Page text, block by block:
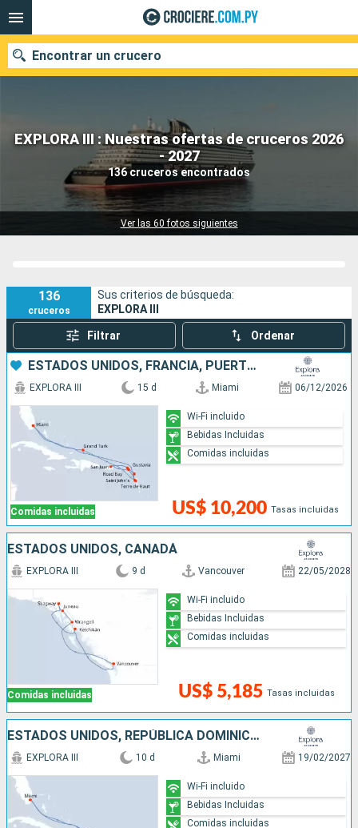
EXPLORA III : Nuestras ofertas de cruceros 2026
- 2027
136 cruceros encontrados
Ver las 60 fotos siguientes
Encontrar un crucero
Nuestros destinos
Fecha de salida
136
cruceros
Sus criterios de búsqueda:
EXPLORA III
Filtrar Ordenar
ESTADOS UNIDOS, FRANCIA, PUERTO RICO, , ANTIGUA Y BARBUDA
Comidas incluidas
EXPLORA III 15 d Miami 06/12/2026
US$ 10,200 Tasas incluidas
Wi-Fi incluido
Bebidas Incluidas
Comidas incluidas
ESTADOS UNIDOS, CANADÁ
Comidas incluidas
EXPLORA III 9 d Vancouver 22/05/2028
US$ 5,185 Tasas incluidas
Wi-Fi incluido
Bebidas Incluidas
Comidas incluidas
ESTADOS UNIDOS, REPÚBLICA DOMINICANA, PUERTO RICO,
EXPLORA III 10 d Miami 19/02/2027
Wi-Fi incluido
Bebidas Incluidas
Comidas incluidas